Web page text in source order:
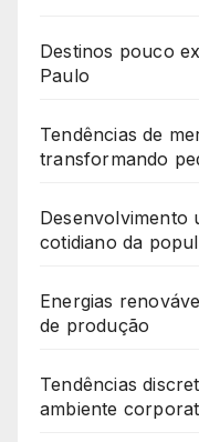
Destinos pouco
Paulo
Tendências de
transformando
Desenvolvimento
cotidiano da
Energias
de produção
Tendências
ambiente